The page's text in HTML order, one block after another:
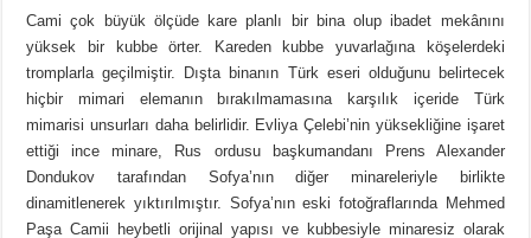
Cami çok büyük ölçüde kare planlı bir bina olup ibadet mekânını
yüksek bir kubbe örter. Kareden kubbe yuvarlağına köşelerdeki
tromplarla geçilmiştir. Dışta binanın Türk eseri olduğunu belirtecek
hiçbir mimari elemanın bırakılmamasına karşılık içeride Türk
mimarisi unsurları daha belirlidir. Evliya Çelebi’nin yüksekliğine işaret
ettiği ince minare, Rus ordusu başkumandanı Prens Alexander
Dondukov tarafından Sofya’nın diğer minareleriyle birlikte
dinamitlenerek yıktırılmıştır. Sofya’nın eski fotoğraflarında Mehmed
Paşa Camii heybetli orijinal yapısı ve kubbesiyle minaresiz olarak